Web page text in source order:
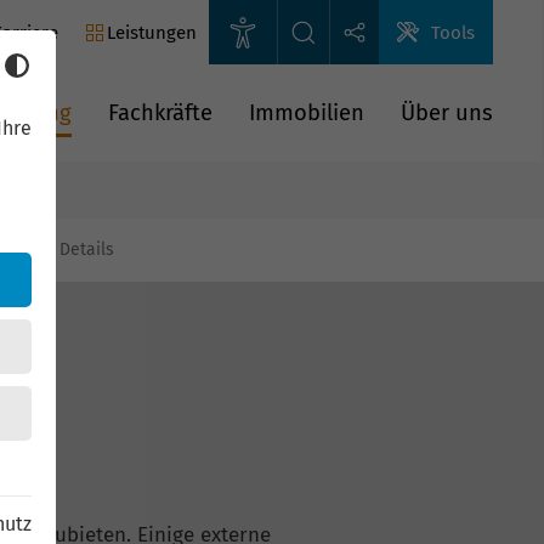
Leistungen Tools
Fachkräfte Immobilien Über uns
Details
anzubieten. Einige externe